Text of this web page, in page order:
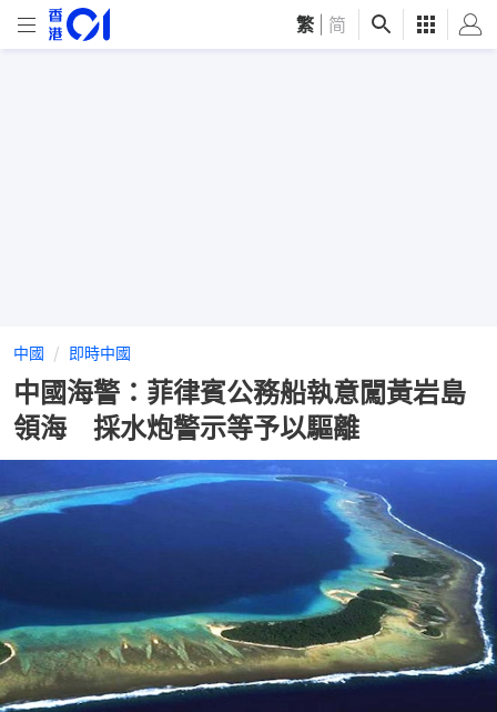
繁 简
中國 即時中國
中國海警：菲律賓公務船執意闖黃岩島
領海 採水炮警示等予以驅離